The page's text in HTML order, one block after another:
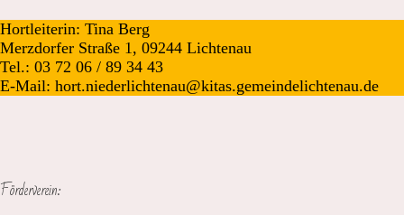
Hortleiterin: Tina Berg
Merzdorfer Straße 1, 09244 Lichtenau
Tel.: 03 72 06 / 89 34 43
E-Mail: hort.niederlichtenau@kitas.gemeindelichtenau.de
Förderverein: